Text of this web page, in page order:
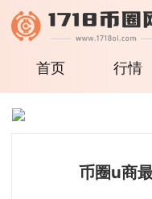
首页 行情
币圈u商